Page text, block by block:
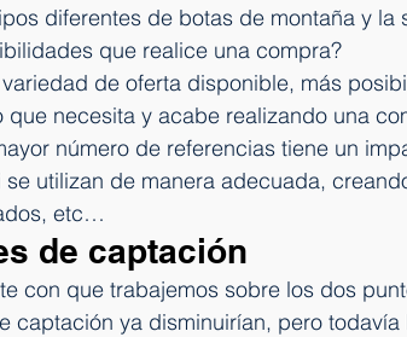
diferentes de botas de montaña y
que realice una compra?
de oferta disponible, más
que necesita y acabe realizando una
número de referencias tiene un
se utilizan de manera adecuada,
etc…
de captación
con que trabajemos sobre los dos
captación ya disminuirían, pero